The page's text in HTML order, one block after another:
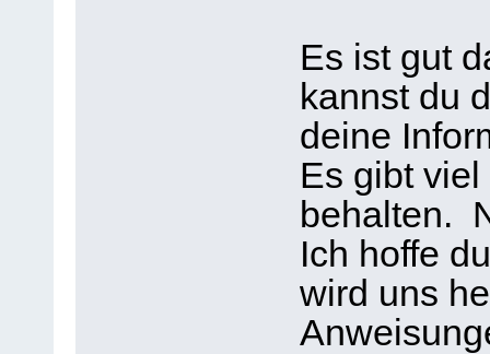
Es ist gut
kannst du
deine
Es gibt
behalten.
Ich hoffe
wird uns